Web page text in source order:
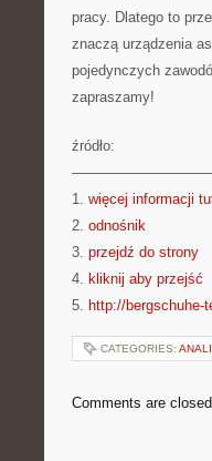
pracy. Dlatego to
znaczą urządzenia
pojedynczych
zapraszamy!
źródło:
1. więcej informacji
2. odnośnik
3. przejdź do strony
4. kliknij aby przejść
5. http://bergschuhe-
CATEGORIES:
Comments are